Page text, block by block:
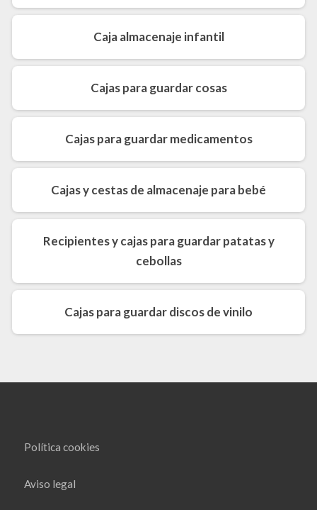
Caja almacenaje infantil
Cajas para guardar cosas
Cajas para guardar medicamentos
Cajas y cestas de almacenaje para bebé
Recipientes y cajas para guardar patatas y
cebollas
Cajas para guardar discos de vinilo
Política cookies
Aviso legal